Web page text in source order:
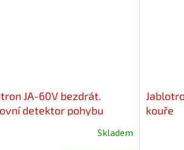
JA-60V bezdrát.
detektor pohybu
Skladem
kouře